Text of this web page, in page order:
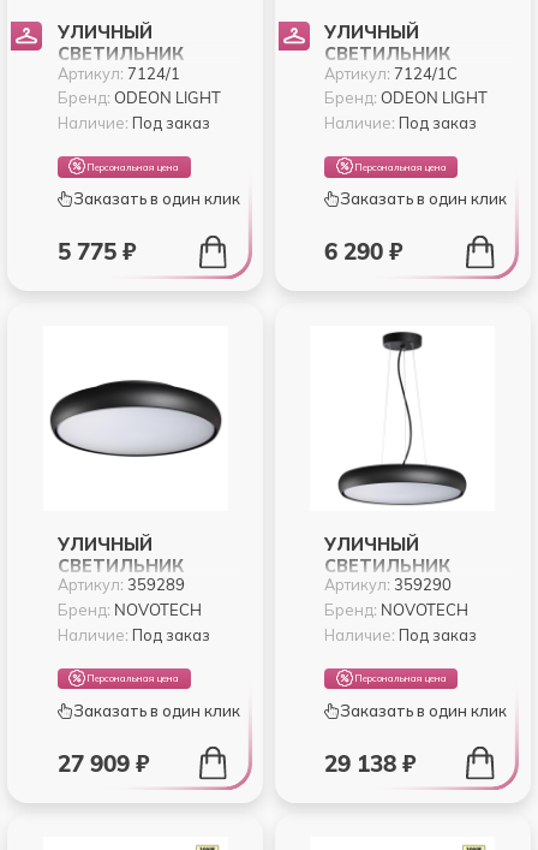
УЛИЧНЫЙ
СВЕТИЛЬНИК
ODEON LIGHT VIVA
7124/1
Артикул: 7124/1
Бренд: ODEON LIGHT
Наличие: Под заказ
Персональная цена
Заказать в один клик
5 775 ₽
УЛИЧНЫЙ
СВЕТИЛЬНИК
ODEON LIGHT VIVA
7124/1C
Артикул:7124/1C
Бренд:ODEON LIGHT
Наличие: Под заказ
Персональная цена
Заказать в один клик
6 290 ₽
УЛИЧНЫЙ
СВЕТИЛЬНИК
NOVOTECH VIRTUO
359289
Артикул: 359289
Бренд: NOVOTECH
Наличие: Под заказ
Персональная цена
Заказать в один клик
27 909 ₽
УЛИЧНЫЙ
СВЕТИЛЬНИК
NOVOTECH VIRTUO
359290
Артикул: 359290
Бренд: NOVOTECH
Наличие: Под заказ
Персональная цена
Заказать в один клик
29 138 ₽